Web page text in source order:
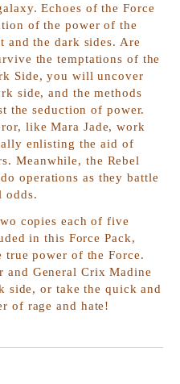
Echoes of the Force
of the power of the
and the dark sides. Are
the temptations of the
Side, you will uncover
side, and the methods
the seduction of power.
like Mara Jade, work
enlisting the aid of
Meanwhile, the Rebel
operations as they battle
odds.
copies each of five
in this Force Pack,
power of the Force.
and General Crix Madine
side, or take the quick and
of rage and hate!